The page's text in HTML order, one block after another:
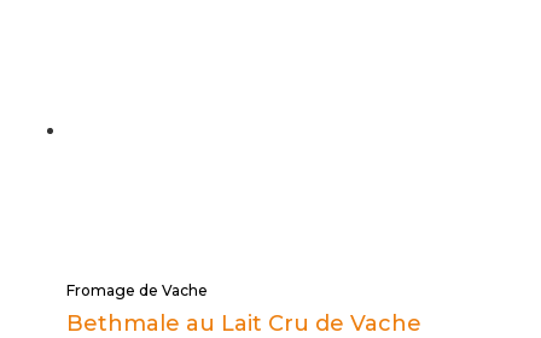
Fromage de Vache
Bethmale au Lait Cru de Vache